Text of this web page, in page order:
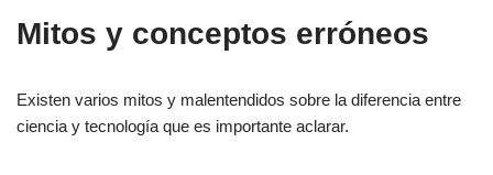
Mitos y conceptos erróneos
Existen varios mitos y malentendidos sobre la diferencia entre
ciencia y tecnología que es importante aclarar.